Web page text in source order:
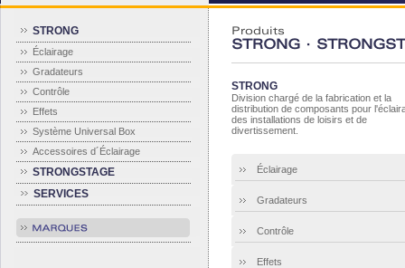
STRONG
Éclairage
Gradateurs
Contrôle
Effets
Système Universal Box
Accessoires d´Éclairage
STRONGSTAGE
SERVICES
Produits
STRONG ·
STRONG
Division chargé de la fabrication et la
distribution de composants pour
des installations de loisirs et de
divertissement.
Éclairage
Gradateurs
Contrôle
Effets